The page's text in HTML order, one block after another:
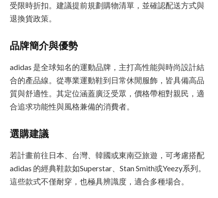
受限時折扣。建議提前規劃購物清單，並確認配送方式與
退換貨政策。
品牌簡介與優勢
adidas 是全球知名的運動品牌，主打高性能與時尚設計結
合的產品線。從專業運動鞋到日常休閒服飾，皆具備高品
質與舒適性。其定位涵蓋廣泛受眾，價格帶相對親民，適
合追求功能性與風格兼備的消費者。
選購建議
若計畫前往日本、台灣、韓國或東南亞旅遊，可考慮搭配
adidas 的經典鞋款如Superstar、Stan Smith或Yeezy系列。
這些款式不僅耐穿，也極具辨識度，適合多種場合。